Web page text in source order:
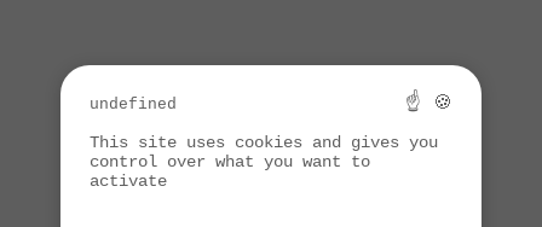
undefined ☝ 🍪
This site uses cookies and gives you
control over what you want to
activate